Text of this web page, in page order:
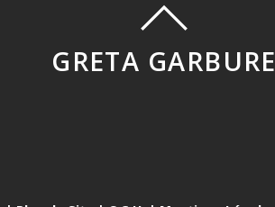
GRETA GARBURE